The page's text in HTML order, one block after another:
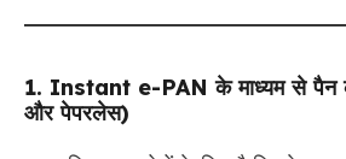
1. Instant e-PAN के माध्यम से पैन
और पेपरलेस)